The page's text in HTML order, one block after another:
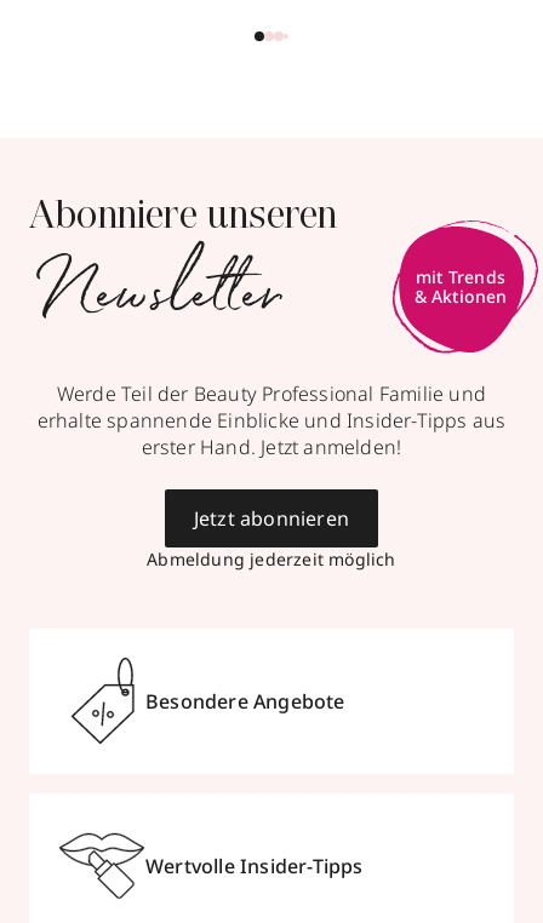
Abonniere unseren
Newsletter
mit Trends
& Aktionen
Werde Teil der Beauty Professional Familie und
erhalte spannende Einblicke und Insider-Tipps aus
erster Hand. Jetzt anmelden!
Abmeldung jederzeit möglich
Jetzt abonnieren
Besondere Angebote
Wertvolle Insider-Tipps